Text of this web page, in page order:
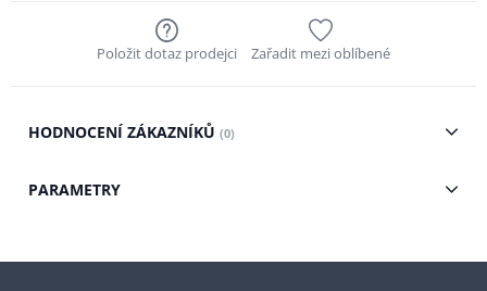
Položit dotaz prodejci Zařadit mezi oblíbené
HODNOCENÍ ZÁKAZNÍKŮ (0)
PARAMETRY